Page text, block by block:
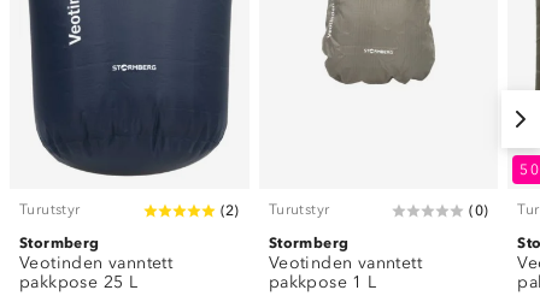
Turutstyr (2)
Stormberg
Veotinden vanntett
pakkpose 25 L
Turutstyr (0)
Stormberg
Veotinden vanntett
pakkpose 1 L